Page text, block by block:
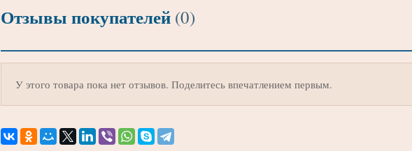
Отзывы покупателей (0)
У этого товара пока нет отзывов. Поделитесь впечатлением первым.